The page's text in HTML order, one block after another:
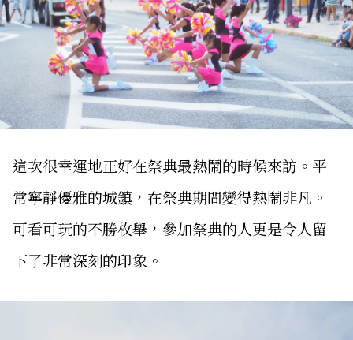
這次很幸運地正好在祭典最熱鬧的時候來訪。平
常寧靜優雅的城鎮，在祭典期間變得熱鬧非凡。
可看可玩的不勝枚舉，參加祭典的人更是令人留
下了非常深刻的印象。